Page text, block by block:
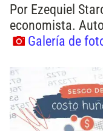
Por Ezequiel
economista.
Galería de